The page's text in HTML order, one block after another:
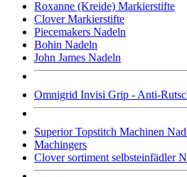
Roxanne (Kreide) Markierstifte
Clover Markierstifte
Piecemakers Nadeln
Bohin Nadeln
John James Nadeln
Omnigrid Invisi Grip - Anti-
Superior Topstitch Machinen
Machingers
Clover sortiment selbsteinfädler